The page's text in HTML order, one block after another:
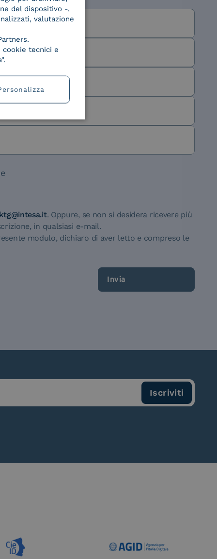
. Oppure, se non si desidera ricevere più
in qualsiasi e-mail.
modulo, dichiaro di aver letto e compreso le
del dispositivo -,
valutazione
cookie tecnici e